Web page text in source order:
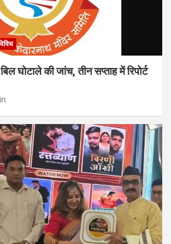
घोटाले की जांच, तीन सप्ताह में रिपोर्ट